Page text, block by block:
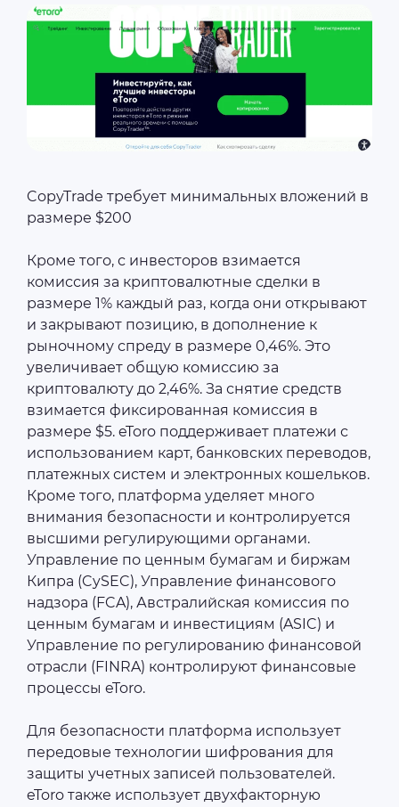
CopyTrade требует минимальных вложений в
размере $200
Кроме того, с инвесторов взимается
комиссия за криптовалютные сделки в
размере 1% каждый раз, когда они открывают
и закрывают позицию, в дополнение к
рыночному спреду в размере 0,46%. Это
увеличивает общую комиссию за
криптовалюту до 2,46%. За снятие средств
взимается фиксированная комиссия в
размере $5. eToro поддерживает платежи с
использованием карт, банковских переводов,
платежных систем и электронных кошельков.
Кроме того, платформа уделяет много
внимания безопасности и контролируется
высшими регулирующими органами.
Управление по ценным бумагам и биржам
Кипра (CySEC), Управление финансового
надзора (FCA), Австралийская комиссия по
ценным бумагам и инвестициям (ASIC) и
Управление по регулированию финансовой
отрасли (FINRA) контролируют финансовые
процессы eToro.
Для безопасности платформа использует
передовые технологии шифрования для
защиты учетных записей пользователей.
eToro также использует двухфакторную